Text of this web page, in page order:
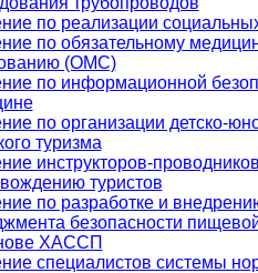
по реализации
по обязательному
(ОМС)
по информационной
по организации детско-
туризма
инструкторов-
туристов
по разработке и
безопасности
ХАССП
специалистов системы